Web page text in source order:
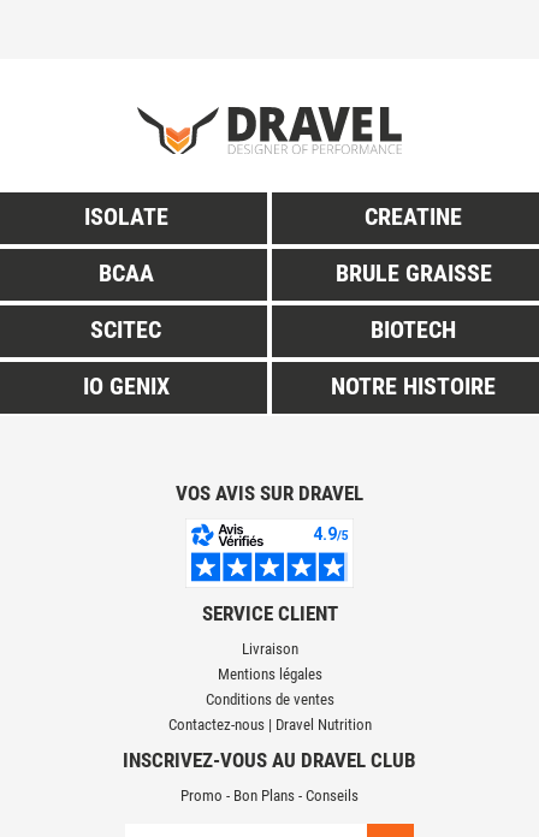
ISOLATE
CREATINE
BCAA
BRULE GRAISSE
SCITEC
BIOTECH
IO GENIX
NOTRE HISTOIRE
VOS AVIS SUR DRAVEL
SERVICE CLIENT
Livraison
Mentions légales
Conditions de ventes
Contactez-nous | Dravel Nutrition
INSCRIVEZ-VOUS AU DRAVEL CLUB
Promo - Bon Plans - Conseils